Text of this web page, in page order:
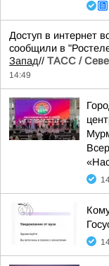
Доступ в интернет
сообщили в
Запад// ТАСС /
14:49